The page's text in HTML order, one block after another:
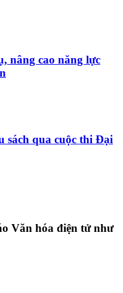
nâng cao năng lực
sách qua cuộc thi Đại
Văn hóa điện tử như